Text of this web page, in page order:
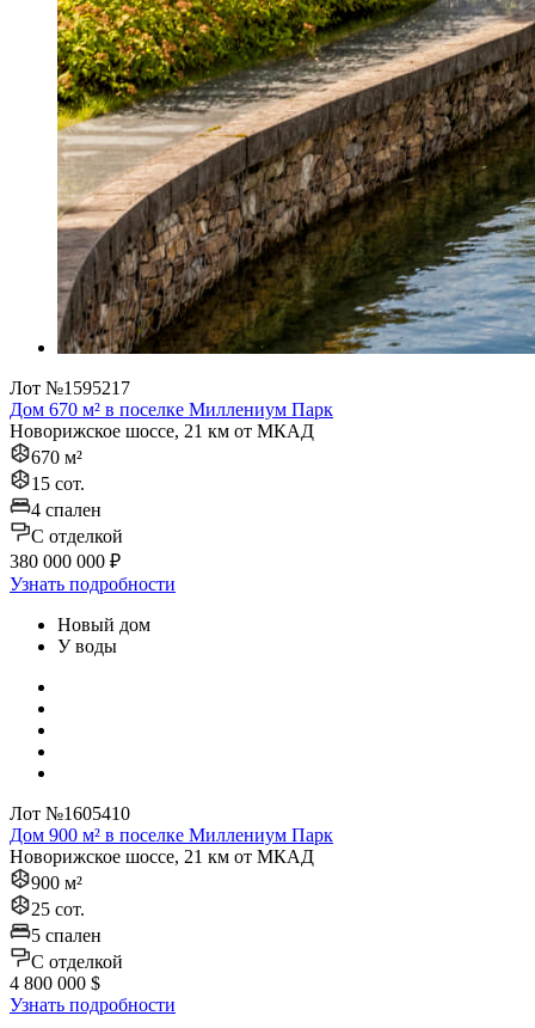
Лот №1595217
Дом 670 м² в поселке Миллениум Парк
Новорижское шоссе, 21 км от МКАД
670 м²
15 сот.
4 спален
C отделкой
380 000 000 ₽
Узнать подробности
Новый дом
У воды
Лот №1605410
Дом 900 м² в поселке Миллениум Парк
Новорижское шоссе, 21 км от МКАД
900 м²
25 сот.
5 спален
C отделкой
4 800 000 $
Узнать подробности